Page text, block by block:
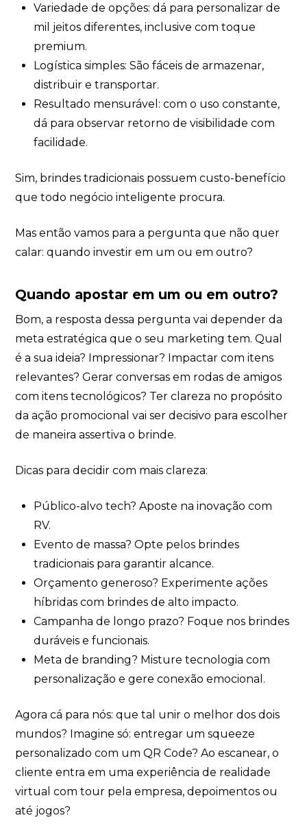
Variedade de opções: dá para personalizar de
mil jeitos diferentes, inclusive com toque
premium.
Logística simples: São fáceis de armazenar,
distribuir e transportar.
Resultado mensurável: com o uso constante,
dá para observar retorno de visibilidade com
facilidade.
Sim, brindes tradicionais possuem custo-benefício
que todo negócio inteligente procura.
Mas então vamos para a pergunta que não quer
calar: quando investir em um ou em outro?
Quando apostar em um ou em outro?
Bom, a resposta dessa pergunta vai depender da
meta estratégica que o seu marketing tem. Qual
é a sua ideia? Impressionar? Impactar com itens
relevantes? Gerar conversas em rodas de amigos
com itens tecnológicos? Ter clareza no propósito
da ação promocional vai ser decisivo para escolher
de maneira assertiva o brinde.
Dicas para decidir com mais clareza:
Público-alvo tech? Aposte na inovação com
RV.
Evento de massa? Opte pelos brindes
tradicionais para garantir alcance.
Orçamento generoso? Experimente ações
híbridas com brindes de alto impacto.
Campanha de longo prazo? Foque nos brindes
duráveis e funcionais.
Meta de branding? Misture tecnologia com
personalização e gere conexão emocional.
Agora cá para nós: que tal unir o melhor dos dois
mundos? Imagine só: entregar um squeeze
personalizado com um QR Code? Ao escanear, o
cliente entra em uma experiência de realidade
virtual com tour pela empresa, depoimentos ou
até jogos?